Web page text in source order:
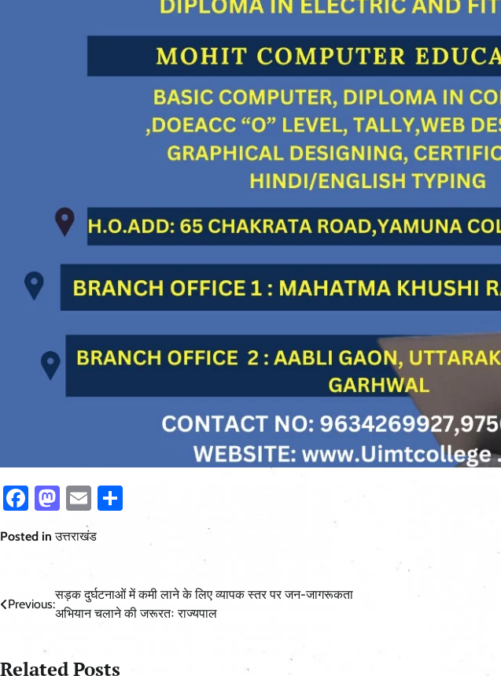
Facebook
Mastodon
Email
Posted inउत्तराखंड
Post
Previous:
सड़क दुर्घटनाओं में कमी लाने के लिए व्यापक स्तर पर जन-जागरूकता
अभियान चलाने की जरूरतः राज्यपाल
Related Posts